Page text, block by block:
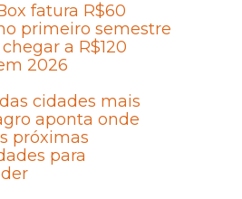
fatura R$60
primeiro semestre
a R$120
2026
cidades mais
aponta onde
próximas
para